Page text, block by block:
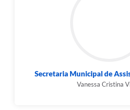
Secretaria Municipal de
Vanessa Cristina